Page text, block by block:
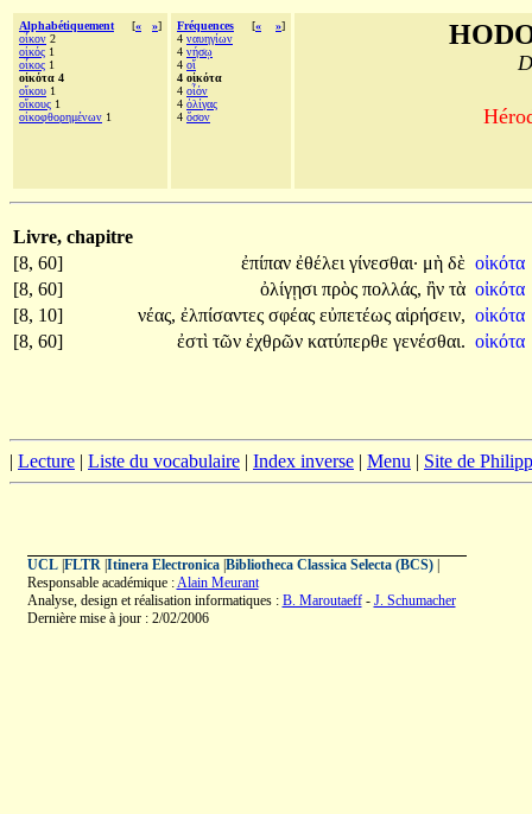
Alphabétiquement [« »]
οἶκον 2
οἰκός 1
οἶκος 1
οἰκότα 4
οἴκου 1
οἴκους 1
οἰκοφθορημένων 1
Fréquences [« »]
4 ναυηγίων
4 νήσῳ
4 οἵ
4 οἰκότα
4 οἷόν
4 ὀλίγας
4 ὅσον
Livre, chapitre
[8, 60]
ἐπίπαν ἐθέλει γίνεσθαι· μὴ δὲ οἰκότα
[8, 60]
ὀλίγῃσι πρὸς πολλάς, ἢν τὰ οἰκότα
[8, 10]
νέας, ἐλπίσαντες σφέας εὐπετέως αἱρήσειν, οἰκότα
[8, 60]
ἐστὶ τῶν ἐχθρῶν κατύπερθε γενέσθαι. οἰκότα
| Lecture | Liste du vocabulaire | Index inverse | Menu | Site de
UCL| FLTR| Itinera Electronica| Bibliotheca Classica Selecta (BCS)|
Responsable académique :Alain Meurant
Analyse, design et réalisation informatiques : B. Maroutaeff- J. Schumacher
Dernière mise à jour : 2/02/2006